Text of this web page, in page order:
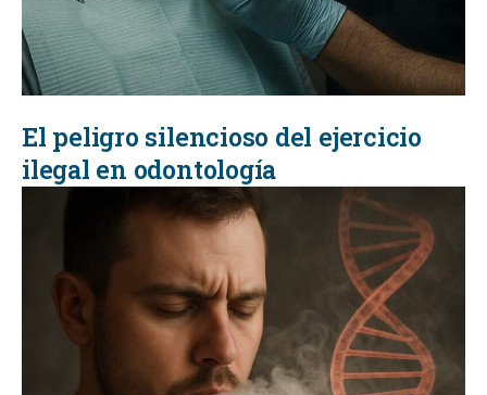
El peligro silencioso del ejercicio
ilegal en odontología